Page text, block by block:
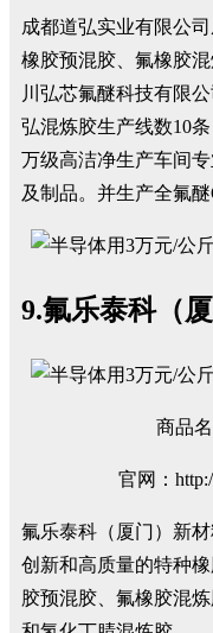
成都道弘实业有限公
橡胶预混胶、氟橡胶
川弘芯氟醚科技有限
弘混炼胶生产线数10
万级高洁净生产车间
及制品。并生产全氟醚
9.氟乐泰科（
商品
官网：
氟乐泰科（厦门）新
创新和高质量的特种
胶预混胶、氟橡胶混